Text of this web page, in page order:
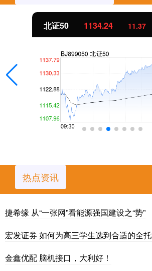
北证50 1134.24 11.37
热点资讯
捷希缘 从“一张网”看能源强国建设之“势”
宏发证券 如何为高三学生选到合适的全
金鑫优配 脑机接口，大利好！